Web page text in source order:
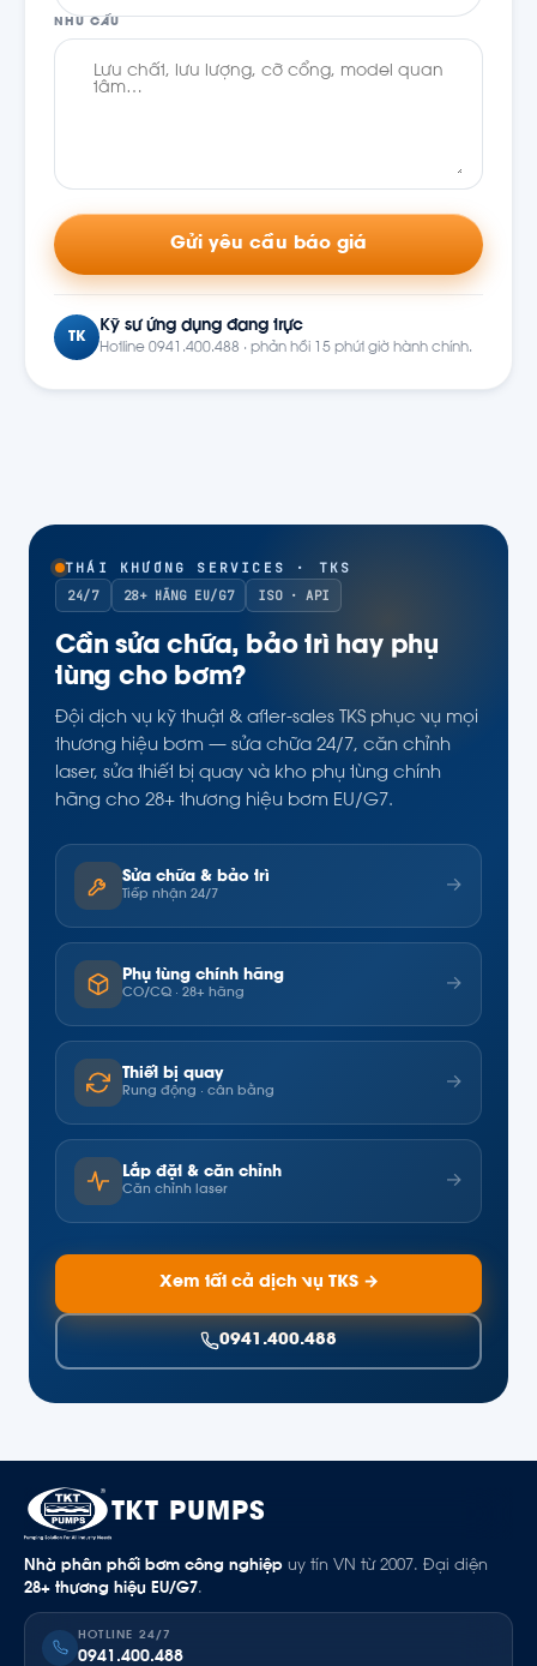
NHU CẦU
Gửi yêu cầu báo giá
TK
Kỹ sư ứng dụng đang trực
Hotline 0941.400.488 · phản hồi 15 phút giờ hành chính.
THÁI KHƯƠNG SERVICES · TKS
24/7
28+ HÃNG EU/G7 ISO · API
Cần sửa chữa, bảo trì hay phụ
tùng cho bơm?
Đội dịch vụ kỹ thuật & after-sales TKS phục vụ mọi
thương hiệu bơm — sửa chữa 24/7, căn chỉnh
laser, sửa thiết bị quay và kho phụ tùng chính
hãng cho 28+ thương hiệu bơm EU/G7.
Sửa chữa & bảo trì
Tiếp nhận 24/7 →
Phụ tùng chính hãng
CO/CQ · 28+ hãng →
Thiết bị quay
Rung động · cân bằng →
Lắp đặt & căn chỉnh
Căn chỉnh laser →
Xem tất cả dịch vụ TKS →
0941.400.488
TKT PUMPS
Nhà phân phối bơm công nghiệp uy tín VN từ 2007. Đại diện
28+ thương hiệu EU/G7.
HOTLINE 24/7
0941.400.488